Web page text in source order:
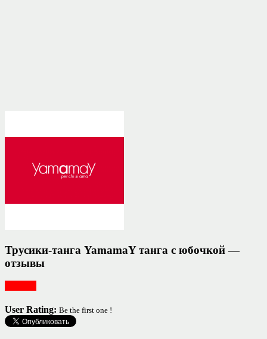
Трусики-танга YamamaY танга с юбочкой —
отзывы
User Rating: Be the first one !